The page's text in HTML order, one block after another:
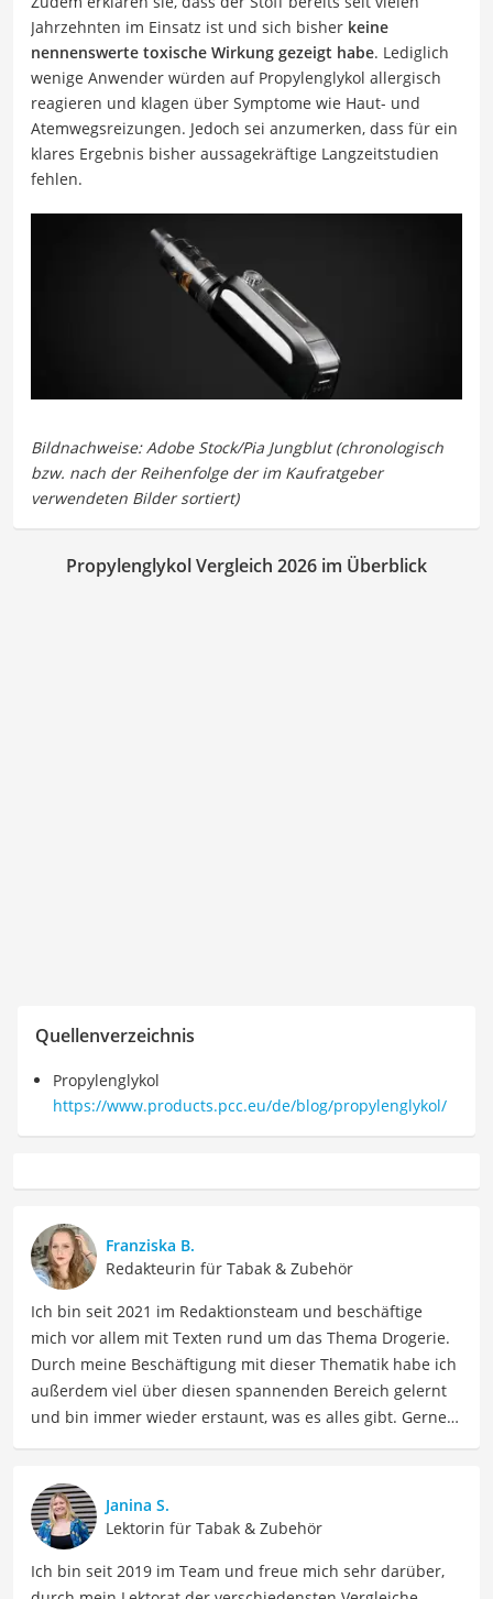
Jahrzehnten im Einsatz ist und sich bisher keine
nennenswerte toxische Wirkung gezeigt habe. Lediglich
wenige Anwender würden auf Propylenglykol allergisch
reagieren und klagen über Symptome wie Haut- und
Atemwegsreizungen. Jedoch sei anzumerken, dass für ein
klares Ergebnis bisher aussagekräftige Langzeitstudien
fehlen.
Propylenglykol Vergleich 2026 im Überblick
Quellenverzeichnis
Propylenglykol
https://www.products.pcc.eu/de/blog/propylenglykol/
Franziska B.
Redakteurin für Tabak & Zubehör
Ich bin seit 2021 im Redaktionsteam und beschäftige
mich vor allem mit Texten rund um das Thema Drogerie.
Durch meine Beschäftigung mit dieser Thematik habe ich
außerdem viel über diesen spannenden Bereich gelernt
und bin immer wieder erstaunt, was es alles gibt. Gerne
über Beauty- sowie Pflegeprodukte, Gesundheitsartikel,
Haushaltswaren und vieles mehr. Meine Beiträge
umfassen Produktvergleiche, Tipps, Trends und
Empfehlungen, um Lesern dabei zu helfen, die besten
Janina S.
Lektorin für Tabak & Zubehör
Ich bin seit 2019 im Team und freue mich sehr darüber,